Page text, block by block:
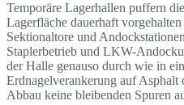
Temporäre Lagerhallen puffern
Lagerfläche dauerhaft
Sektionaltore und
Staplerbetrieb und LKW-
der Halle genauso durch wie in
Erdnagelverankerung auf Asphalt
Abbau keine bleibenden Spuren